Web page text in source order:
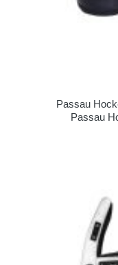
Passau
Passau